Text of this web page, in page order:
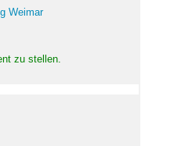
Weimar
zu stellen.